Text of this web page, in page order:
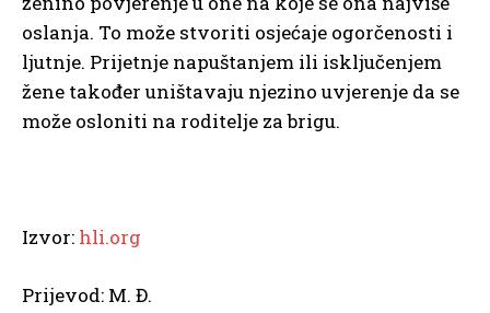
oslanja. To može stvoriti osjećaje ogorčenosti i
ljutnje. Prijetnje napuštanjem ili isključenjem
žene također uništavaju njezino uvjerenje da se
može osloniti na roditelje za brigu.
Izvor: hli.org
Prijevod: M. Đ.